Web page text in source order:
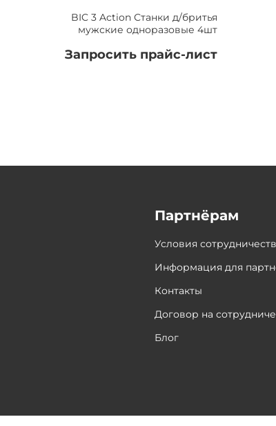
BIC 3 Action Станки д/бритья
мужские одноразовые 4шт
Запросить прайс-лист
Партнёрам
Условия
Информация для
Контакты
Договор на
Блог